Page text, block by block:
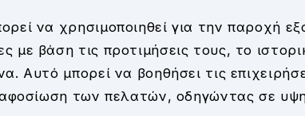
να χρησιμοποιηθεί για την παροχή
με βάση τις προτιμήσεις τους, το
Αυτό μπορεί να βοηθήσει τις
αφοσίωση των πελατών, οδηγώντας σε